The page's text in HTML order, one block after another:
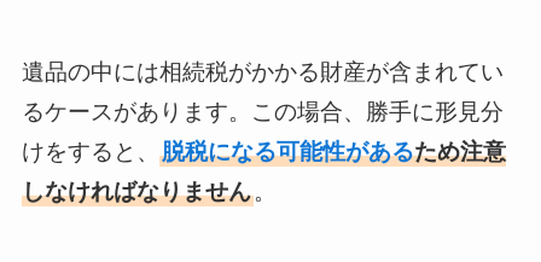
遺品の中には相続税がかかる財産が含まれてい
るケースがあります。この場合、勝手に形見分
けをすると、 脱税になる可能性があるため注意
しなければなりません。